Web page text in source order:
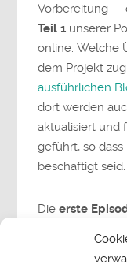
Vorbereitung —
Teil 1 unserer
online. Welche
dem Projekt
ausführlichen
dort werden
aktualisiert und
geführt, so
beschäftigt seid.
Die erste
wirklich